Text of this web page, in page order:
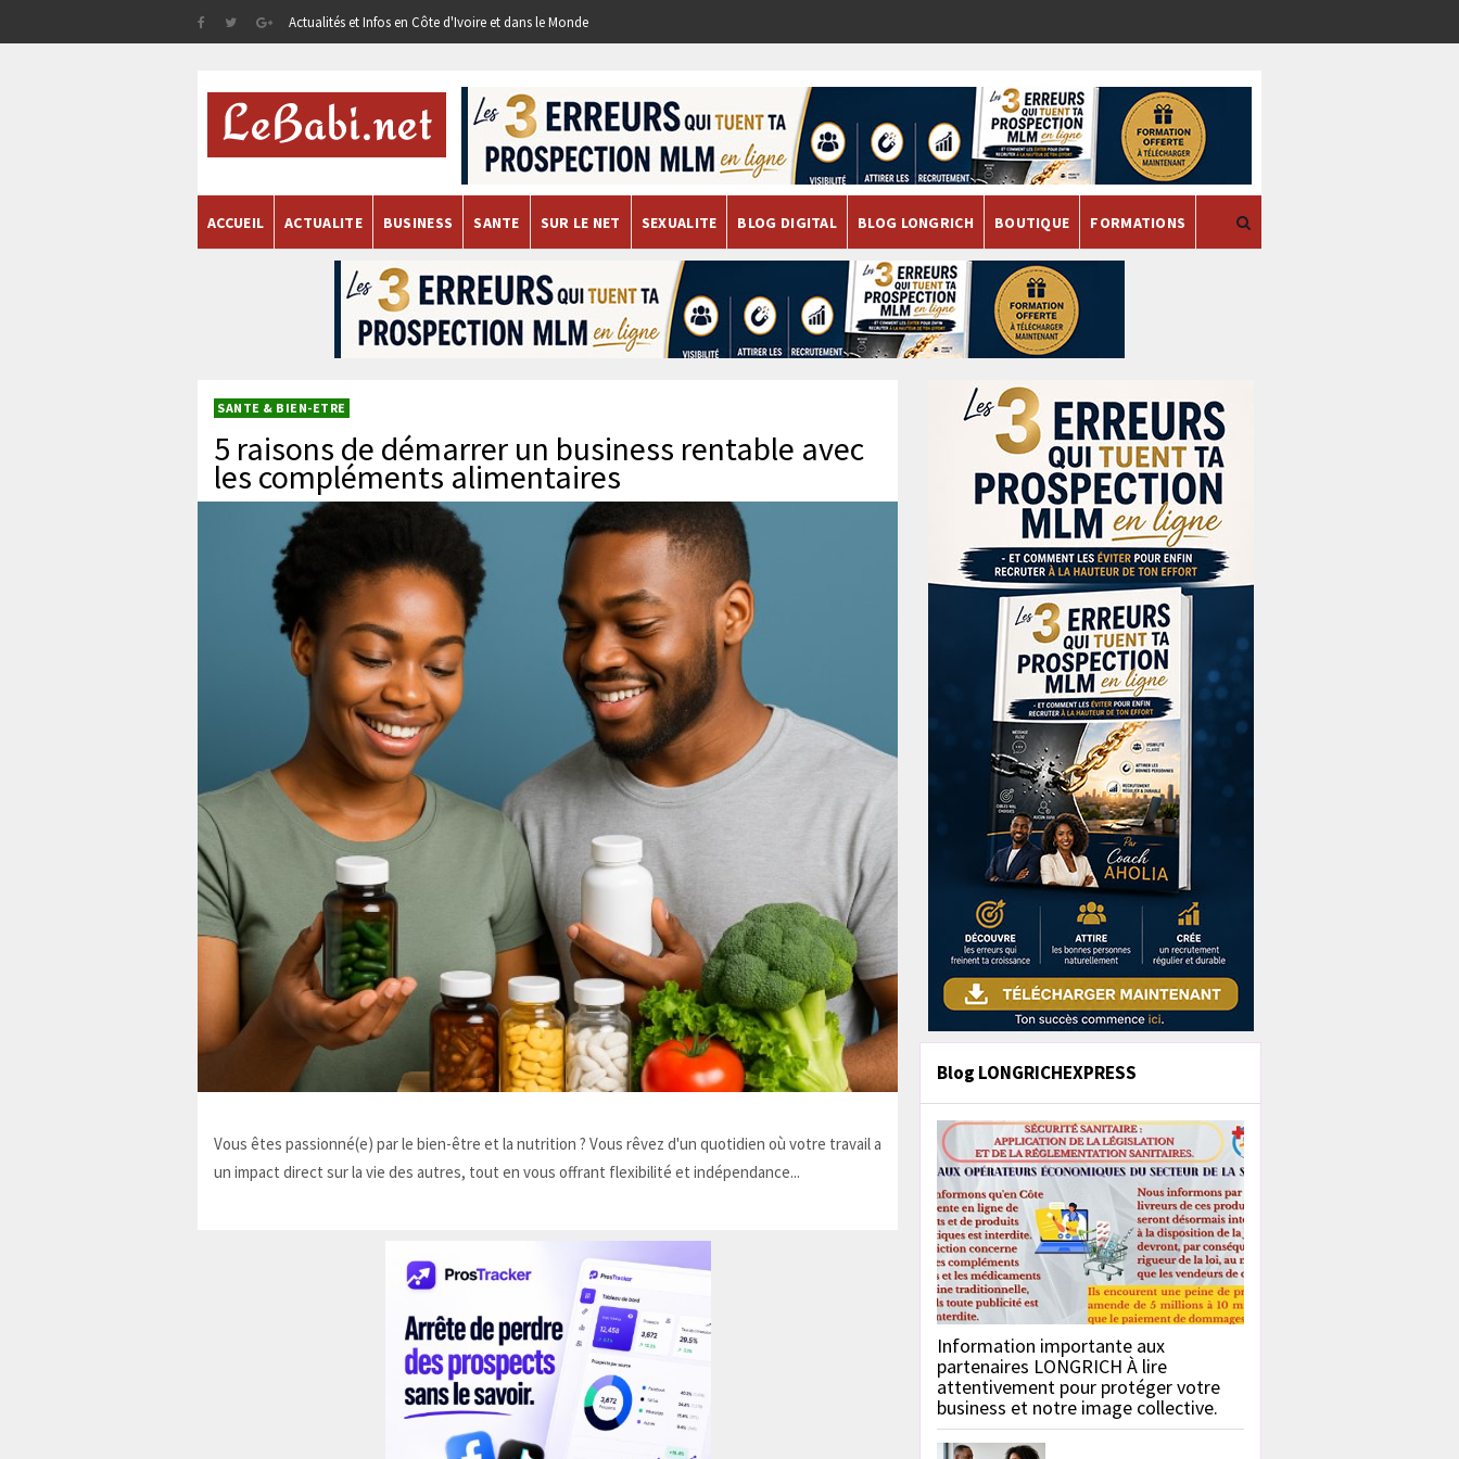
Actualités et Infos en Côte d'Ivoire et dans le Monde
ACCUEIL ACTUALITE BUSINESS SANTE SUR LE NET SEXUALITE BLOG DIGITAL BLOG LONGRICH BOUTIQUE FORMATIONS
SANTE & BIEN-ETRE
5 raisons de démarrer un business rentable avec
les compléments alimentaires
Vous êtes passionné(e) par le bien-être et la nutrition ? Vous rêvez d'un quotidien où votre travail a
un impact direct sur la vie des autres, tout en vous offrant flexibilité et indépendance...
Blog LONGRICHEXPRESS
Information importante aux
partenaires LONGRICH À lire
attentivement pour protéger votre
business et notre image collective.